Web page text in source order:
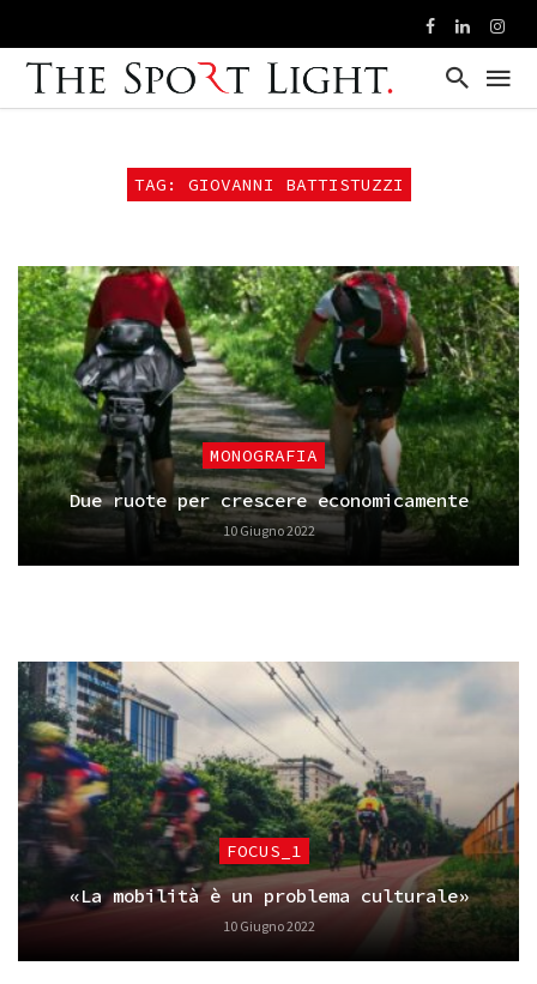
TAG: GIOVANNI BATTISTUZZI
MONOGRAFIA
Due ruote per crescere economicamente
10 Giugno 2022
FOCUS_1
«La mobilità è un problema culturale»
10 Giugno 2022